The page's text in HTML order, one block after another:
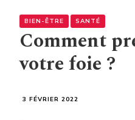
BIEN-ÊTRE SANTÉ
Comment
votre foie ?
3 FÉVRIER 2022